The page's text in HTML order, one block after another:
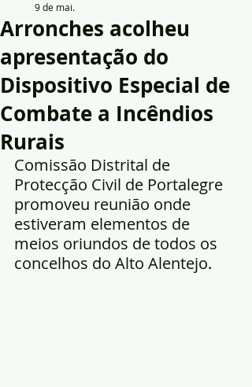
Arronches acolheu
apresentação do
Dispositivo Especial de
Combate a Incêndios
Rurais
9 de mai.
Comissão Distrital de
Protecção Civil de Portalegre
promoveu reunião onde
estiveram elementos de
meios oriundos de todos os
concelhos do Alto Alentejo.